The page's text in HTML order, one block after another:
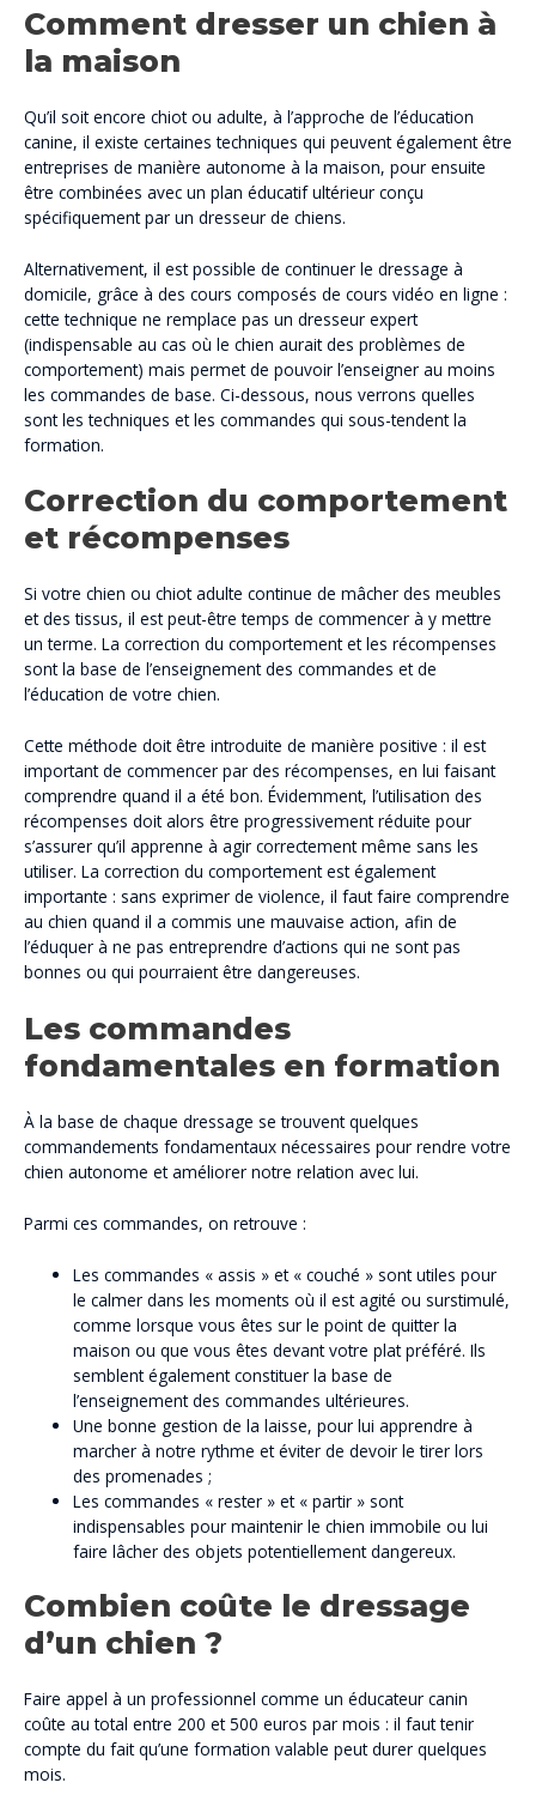
Comment dresser un chien à
la maison
Qu’il soit encore chiot ou adulte, à l’approche de l’éducation
canine, il existe certaines techniques qui peuvent également être
entreprises de manière autonome à la maison, pour ensuite
être combinées avec un plan éducatif ultérieur conçu
spécifiquement par un dresseur de chiens.
Alternativement, il est possible de continuer le dressage à
domicile, grâce à des cours composés de cours vidéo en ligne :
cette technique ne remplace pas un dresseur expert
(indispensable au cas où le chien aurait des problèmes de
comportement) mais permet de pouvoir l’enseigner au moins
les commandes de base. Ci-dessous, nous verrons quelles
sont les techniques et les commandes qui sous-tendent la
formation.
Correction du comportement
et récompenses
Si votre chien ou chiot adulte continue de mâcher des meubles
et des tissus, il est peut-être temps de commencer à y mettre
un terme. La correction du comportement et les récompenses
sont la base de l’enseignement des commandes et de
l’éducation de votre chien.
Cette méthode doit être introduite de manière positive : il est
important de commencer par des récompenses, en lui faisant
comprendre quand il a été bon. Évidemment, l’utilisation des
récompenses doit alors être progressivement réduite pour
s’assurer qu’il apprenne à agir correctement même sans les
utiliser. La correction du comportement est également
importante : sans exprimer de violence, il faut faire comprendre
au chien quand il a commis une mauvaise action, afin de
l’éduquer à ne pas entreprendre d’actions qui ne sont pas
bonnes ou qui pourraient être dangereuses.
Les commandes
fondamentales en formation
À la base de chaque dressage se trouvent quelques
commandements fondamentaux nécessaires pour rendre votre
chien autonome et améliorer notre relation avec lui.
Parmi ces commandes, on retrouve :
Les commandes « assis » et « couché » sont utiles pour
le calmer dans les moments où il est agité ou surstimulé,
comme lorsque vous êtes sur le point de quitter la
maison ou que vous êtes devant votre plat préféré. Ils
semblent également constituer la base de
l’enseignement des commandes ultérieures.
Une bonne gestion de la laisse, pour lui apprendre à
marcher à notre rythme et éviter de devoir le tirer lors
des promenades ;
Les commandes « rester » et « partir » sont
indispensables pour maintenir le chien immobile ou lui
faire lâcher des objets potentiellement dangereux.
Combien coûte le dressage
d’un chien ?
Faire appel à un professionnel comme un éducateur canin
coûte au total entre 200 et 500 euros par mois : il faut tenir
compte du fait qu’une formation valable peut durer quelques
mois.